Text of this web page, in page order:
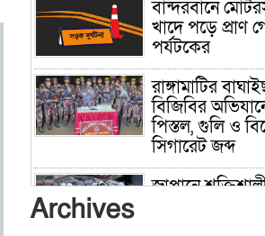
বান্দরবানে
খাদে পড়ে প্রাণ
পর্যটকের
রাঙ্গামাটির
বিজিবির
পিস্তল, গুলি ও
সিগারেট জব্দ
জাপানে
Archives